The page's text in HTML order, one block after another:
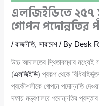
এলজিইডিতে ২৫৭
গোপন পদোন্নতির
/রাজনীতি,সারাদেশ / By Desk
উচ্চ আদালতের স্থিতাবস্থার
(এলজিইডি) প্রকল্প থেকে
প্রকৌশলীকে গোপনে পদোন্নতি
দফায় মন্ত্রণালয়ে পদোন্নতির